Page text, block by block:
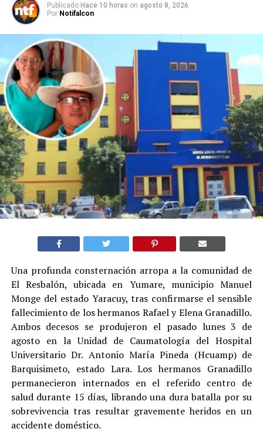
Publicado Hace 10 horas on agosto 8, 2026
Por Notifalcon
Una profunda consternación arropa a la comunidad de
El Resbalón, ubicada en Yumare, municipio Manuel
Monge del estado Yaracuy, tras confirmarse el sensible
fallecimiento de los hermanos Rafael y Elena Granadillo.
Ambos decesos se produjeron el pasado lunes 3 de
agosto en la Unidad de Caumatología del Hospital
Universitario Dr. Antonio María Pineda (Hcuamp) de
Barquisimeto, estado Lara. Los hermanos Granadillo
permanecieron internados en el referido centro de
salud durante 15 días, librando una dura batalla por su
sobrevivencia tras resultar gravemente heridos en un
accidente doméstico.